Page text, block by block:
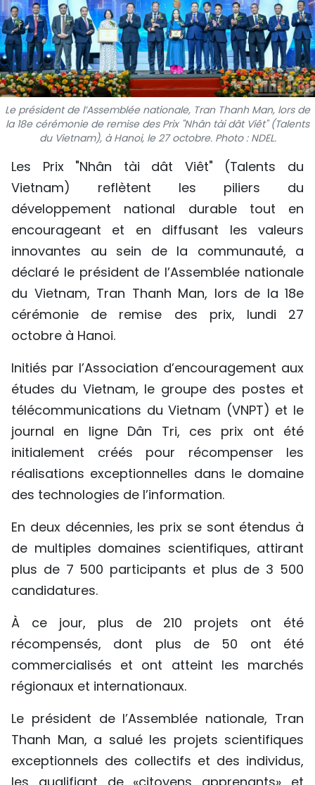
MÉGASTORIE
INFOGRAPHIE
PHOTO
VIDÉO
À PROPOS DU "PEUPLE"
TIẾNG VIỆT
ENGLISH
中文
РУССКИЙ
Le président de l’Assemblée nationale, Tran Thanh Man, lors de
la 18e cérémonie de remise des Prix "Nhân tài dât Viêt" (Talents
du Vietnam), à Hanoi, le 27 octobre. Photo : NDEL.
Les Prix "Nhân tài dât Viêt" (Talents du
Vietnam) reflètent les piliers du
développement national durable tout en
encourageant et en diffusant les valeurs
innovantes au sein de la communauté, a
déclaré le président de l’Assemblée nationale
du Vietnam, Tran Thanh Man, lors de la 18e
cérémonie de remise des prix, lundi 27
octobre à Hanoi.
Initiés par l’Association d’encouragement aux
études du Vietnam, le groupe des postes et
télécommunications du Vietnam (VNPT) et le
journal en ligne Dân Tri, ces prix ont été
initialement créés pour récompenser les
réalisations exceptionnelles dans le domaine
des technologies de l’information.
En deux décennies, les prix se sont étendus à
de multiples domaines scientifiques, attirant
plus de 7 500 participants et plus de 3 500
candidatures.
À ce jour, plus de 210 projets ont été
récompensés, dont plus de 50 ont été
commercialisés et ont atteint les marchés
régionaux et internationaux.
Le président de l’Assemblée nationale, Tran
Thanh Man, a salué les projets scientifiques
exceptionnels des collectifs et des individus,